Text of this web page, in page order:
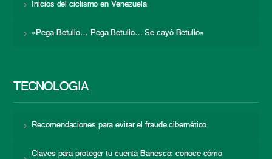
Inicios del ciclismo en Venezuela
«Pega Betulio… Pega Betulio… Se cayó Betulio»
TECNOLOGÍA
Recomendaciones para evitar el fraude cibernético
Claves para proteger tu cuenta Banesco: conoce cómo